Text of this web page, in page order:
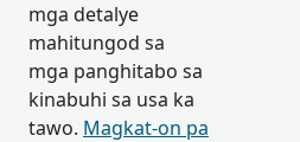
mga detalye
mahitungod sa
mga panghitabo sa
kinabuhi sa usa ka
tawo. Magkat-on pa